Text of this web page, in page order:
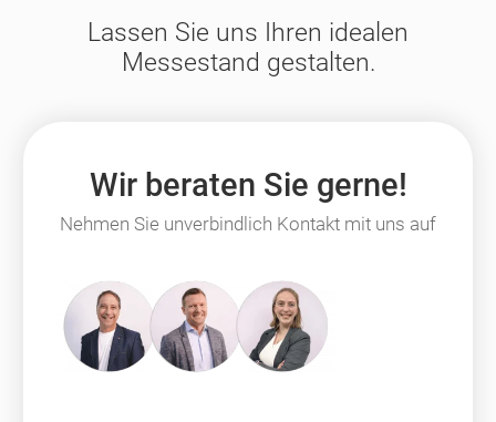
Lassen Sie uns Ihren idealen
Messestand gestalten.
Wir beraten Sie gerne!
Nehmen Sie unverbindlich Kontakt mit uns auf